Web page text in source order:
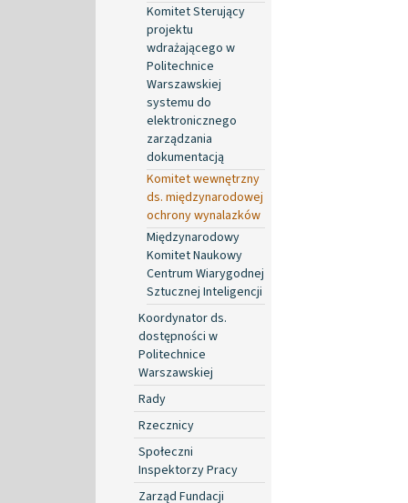
Komitet Sterujący
projektu
wdrażającego w
Politechnice
Warszawskiej
systemu do
elektronicznego
zarządzania
dokumentacją
Komitet wewnętrzny
ds. międzynarodowej
ochrony wynalazków
Międzynarodowy
Komitet Naukowy
Centrum Wiarygodnej
Sztucznej Inteligencji
Koordynator ds.
dostępności w
Politechnice
Warszawskiej
Rady
Rzecznicy
Społeczni
Inspektorzy Pracy
Zarząd Fundacji